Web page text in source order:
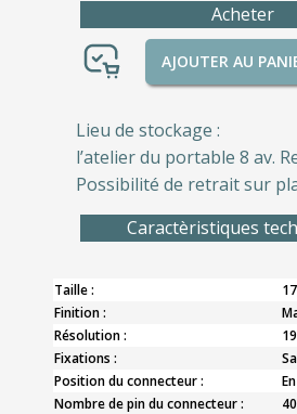
Acheter
AJOUTER AU
Lieu de stockage :
l’atelier du portable 8 av.
Possibilité de retrait sur
Caractèristiques
Taille :
Finition :
Résolution :
Fixations :
Position du connecteur :
Nombre de pin du connecteur :
40